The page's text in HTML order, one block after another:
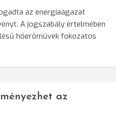
az energiaágazat
A jogszabály értelmében
hőerőművek fokozatos
az